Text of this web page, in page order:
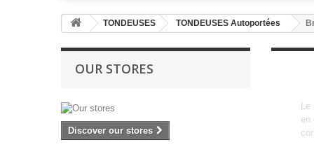
TONDEUSES TONDEUSES Autoportées
OUR STORES
Discover our stores
Le
en